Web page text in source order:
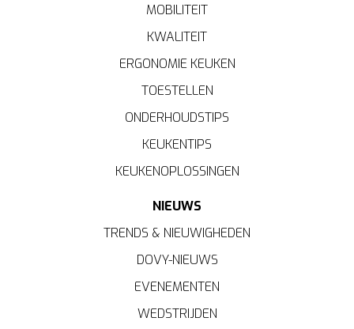
MOBILITEIT
KWALITEIT
ERGONOMIE KEUKEN
TOESTELLEN
ONDERHOUDSTIPS
KEUKENTIPS
KEUKENOPLOSSINGEN
NIEUWS
TRENDS & NIEUWIGHEDEN
DOVY-NIEUWS
EVENEMENTEN
WEDSTRIJDEN